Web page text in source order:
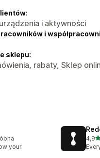
i aktywności
i
sklepu:
rabaty, Sklep
your
4,9